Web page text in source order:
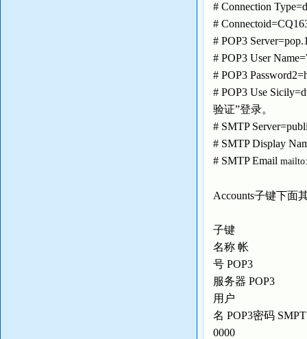
# Connection
#
# POP3
# POP3 User
# POP3
# POP3 Use
验证”登录。
# SMTP
# SMTP Display
# SMTP Email
Accounts子键下面
子键
名称 帐
号 POP3
服务器 POP3
用户
名 POP3密码 SMPT
0000